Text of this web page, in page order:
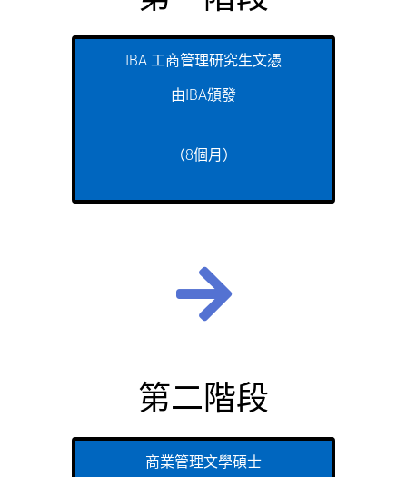
IBA 工商管理研究生文憑
由IBA頒發
（8個月）
第二階段
商業管理文學碩士